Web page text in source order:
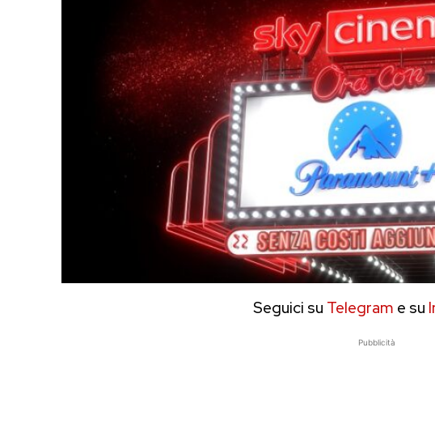
Seguici su Telegram e su
Pubblicità